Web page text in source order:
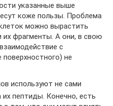
указанные выше
коже пользы. Проблема
можно вырастить
их фрагменты. А они, в свою
с
не
используют не сами
пептиды. Конечно, есть